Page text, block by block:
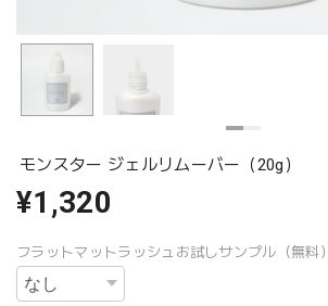
モンスター ジェルリムーバー（20g）
¥1,320
フラットマットラッシュお試しサンプル（無料）